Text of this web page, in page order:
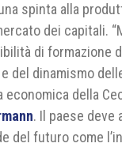
una spinta alla
dei capitali.
di formazione
del dinamismo
della
. Il paese deve
del futuro come